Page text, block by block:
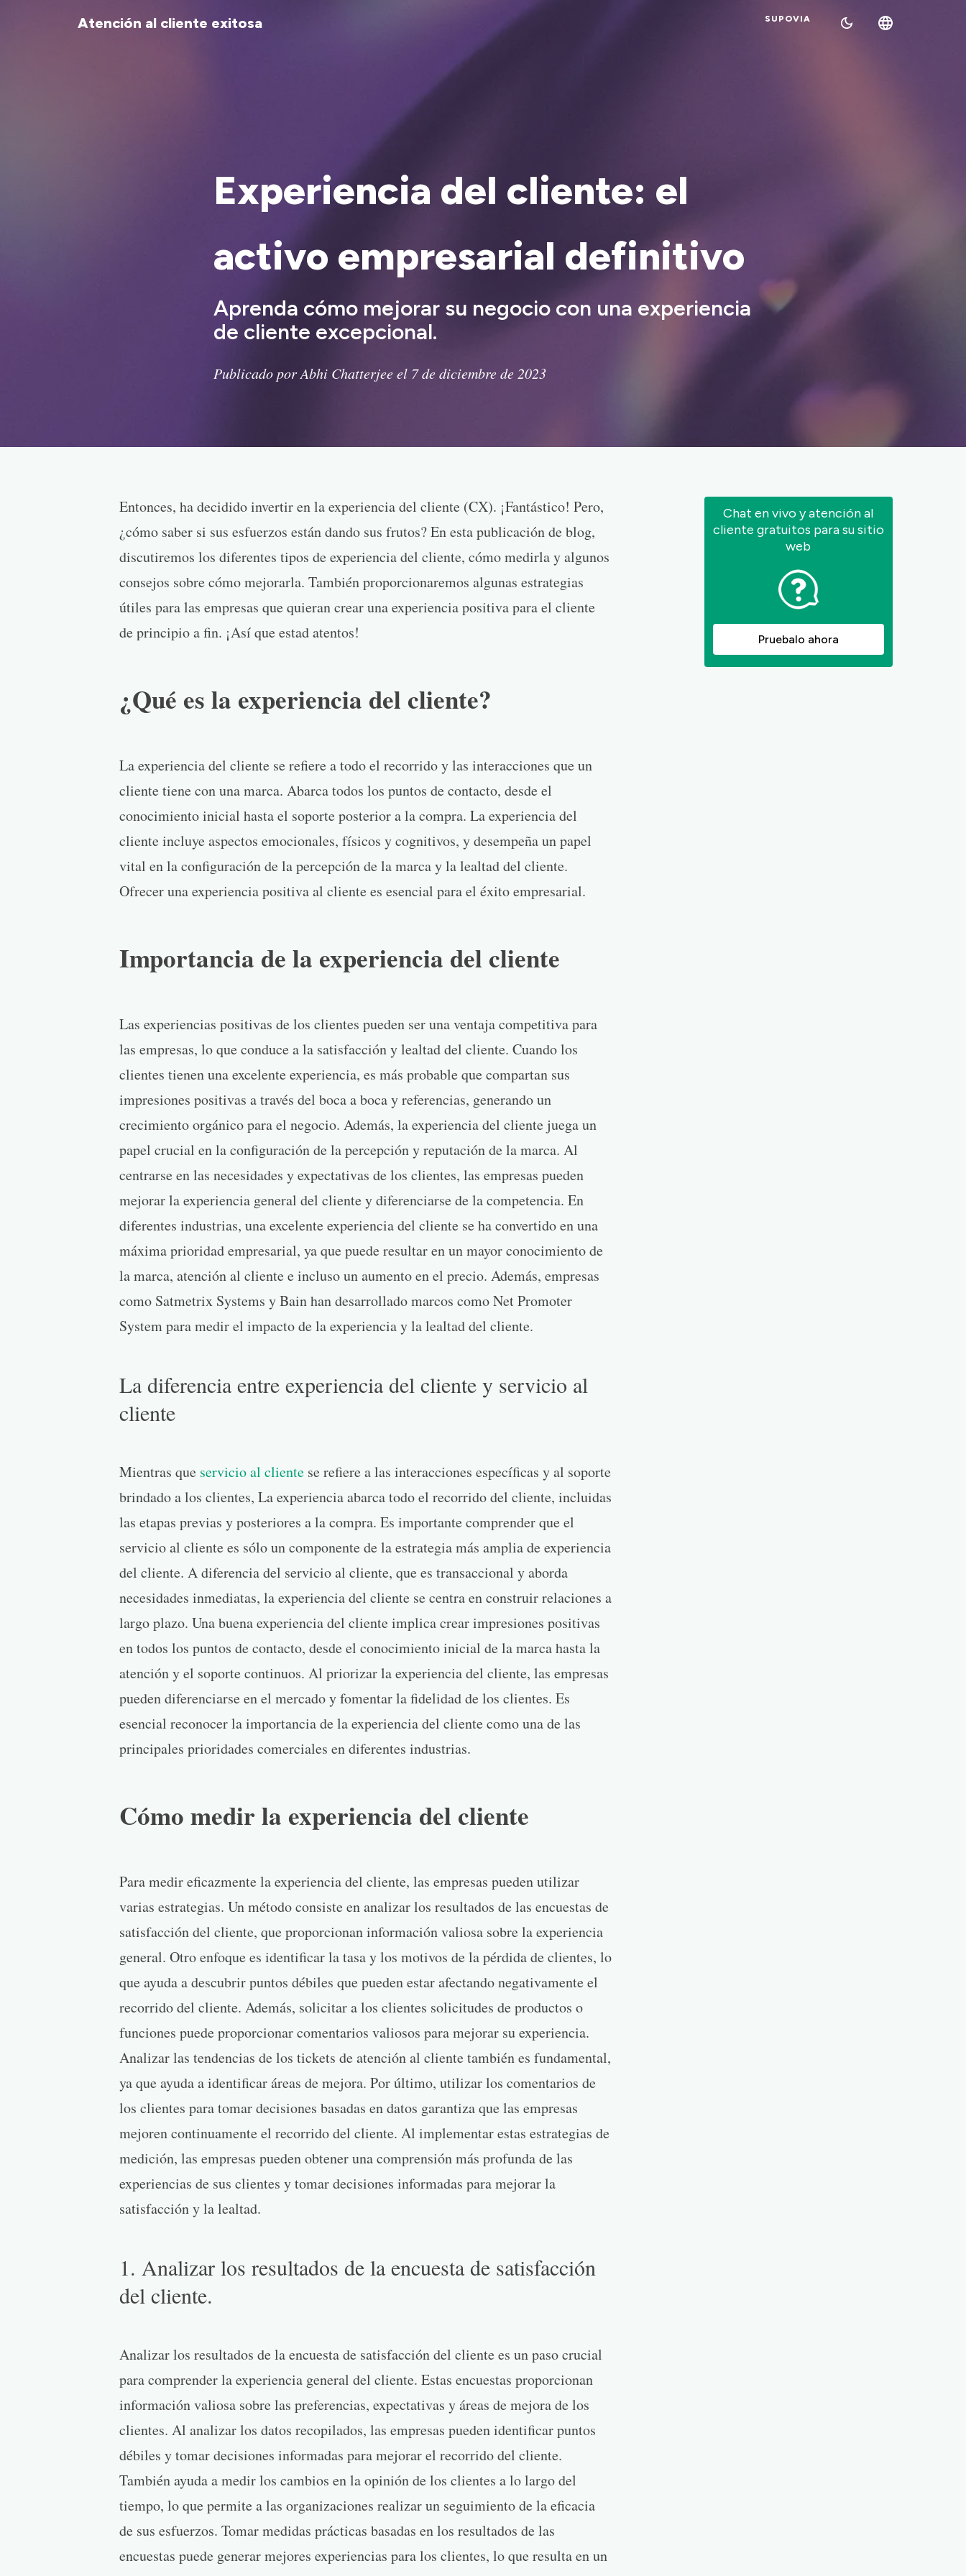
Atención al cliente exitosa SUPOVIA
Experiencia del cliente: el
activo empresarial definitivo
Aprenda cómo mejorar su negocio con una experiencia
de cliente excepcional.
Publicado por Abhi Chatterjee el 7 de diciembre de 2023
Entonces, ha decidido invertir en la experiencia del cliente (CX). ¡Fantástico! Pero,
¿cómo saber si sus esfuerzos están dando sus frutos? En esta publicación de blog,
discutiremos los diferentes tipos de experiencia del cliente, cómo medirla y algunos
consejos sobre cómo mejorarla. También proporcionaremos algunas estrategias
útiles para las empresas que quieran crear una experiencia positiva para el cliente
de principio a fin. ¡Así que estad atentos!
¿Qué es la experiencia del cliente?
La experiencia del cliente se refiere a todo el recorrido y las interacciones que un
cliente tiene con una marca. Abarca todos los puntos de contacto, desde el
conocimiento inicial hasta el soporte posterior a la compra. La experiencia del
cliente incluye aspectos emocionales, físicos y cognitivos, y desempeña un papel
vital en la configuración de la percepción de la marca y la lealtad del cliente.
Ofrecer una experiencia positiva al cliente es esencial para el éxito empresarial.
Importancia de la experiencia del cliente
Las experiencias positivas de los clientes pueden ser una ventaja competitiva para
las empresas, lo que conduce a la satisfacción y lealtad del cliente. Cuando los
clientes tienen una excelente experiencia, es más probable que compartan sus
impresiones positivas a través del boca a boca y referencias, generando un
crecimiento orgánico para el negocio. Además, la experiencia del cliente juega un
papel crucial en la configuración de la percepción y reputación de la marca. Al
centrarse en las necesidades y expectativas de los clientes, las empresas pueden
mejorar la experiencia general del cliente y diferenciarse de la competencia. En
diferentes industrias, una excelente experiencia del cliente se ha convertido en una
máxima prioridad empresarial, ya que puede resultar en un mayor conocimiento de
la marca, atención al cliente e incluso un aumento en el precio. Además, empresas
como Satmetrix Systems y Bain han desarrollado marcos como Net Promoter
System para medir el impacto de la experiencia y la lealtad del cliente.
La diferencia entre experiencia del cliente y servicio al
cliente
Mientras que servicio al clientese refiere a las interacciones específicas y al soporte
brindado a los clientes, La experiencia abarca todo el recorrido del cliente, incluidas
las etapas previas y posteriores a la compra. Es importante comprender que el
servicio al cliente es sólo un componente de la estrategia más amplia de experiencia
del cliente. A diferencia del servicio al cliente, que es transaccional y aborda
necesidades inmediatas, la experiencia del cliente se centra en construir relaciones a
largo plazo. Una buena experiencia del cliente implica crear impresiones positivas
en todos los puntos de contacto, desde el conocimiento inicial de la marca hasta la
atención y el soporte continuos. Al priorizar la experiencia del cliente, las empresas
pueden diferenciarse en el mercado y fomentar la fidelidad de los clientes. Es
esencial reconocer la importancia de la experiencia del cliente como una de las
principales prioridades comerciales en diferentes industrias.
Cómo medir la experiencia del cliente
Para medir eficazmente la experiencia del cliente, las empresas pueden utilizar
varias estrategias. Un método consiste en analizar los resultados de las encuestas de
satisfacción del cliente, que proporcionan información valiosa sobre la experiencia
general. Otro enfoque es identificar la tasa y los motivos de la pérdida de clientes, lo
que ayuda a descubrir puntos débiles que pueden estar afectando negativamente el
recorrido del cliente. Además, solicitar a los clientes solicitudes de productos o
funciones puede proporcionar comentarios valiosos para mejorar su experiencia.
Analizar las tendencias de los tickets de atención al cliente también es fundamental,
ya que ayuda a identificar áreas de mejora. Por último, utilizar los comentarios de
los clientes para tomar decisiones basadas en datos garantiza que las empresas
mejoren continuamente el recorrido del cliente. Al implementar estas estrategias de
medición, las empresas pueden obtener una comprensión más profunda de las
experiencias de sus clientes y tomar decisiones informadas para mejorar la
satisfacción y la lealtad.
1. Analizar los resultados de la encuesta de satisfacción
del cliente.
Analizar los resultados de la encuesta de satisfacción del cliente es un paso crucial
para comprender la experiencia general del cliente. Estas encuestas proporcionan
información valiosa sobre las preferencias, expectativas y áreas de mejora de los
clientes. Al analizar los datos recopilados, las empresas pueden identificar puntos
débiles y tomar decisiones informadas para mejorar el recorrido del cliente.
También ayuda a medir los cambios en la opinión de los clientes a lo largo del
tiempo, lo que permite a las organizaciones realizar un seguimiento de la eficacia
de sus esfuerzos. Tomar medidas prácticas basadas en los resultados de las
encuestas puede generar mejores experiencias para los clientes, lo que resulta en un
Chat en vivo y atención al
cliente gratuitos para su sitio
web
Pruebalo ahora